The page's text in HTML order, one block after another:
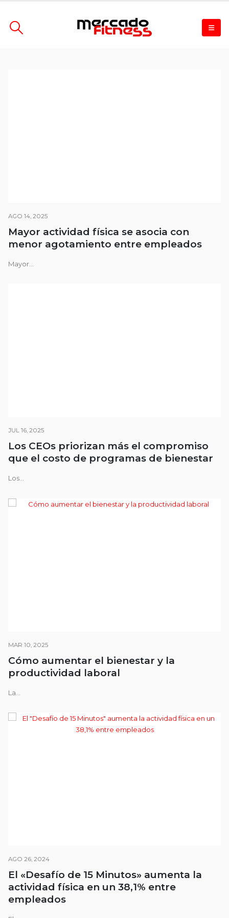
AGO 14, 2025
Mayor actividad física se asocia con
menor agotamiento entre empleados
Mayor...
JUL 16, 2025
Los CEOs priorizan más el compromiso
que el costo de programas de bienestar
Los...
MAR 10, 2025
Cómo aumentar el bienestar y la
productividad laboral
La...
AGO 26, 2024
El «Desafío de 15 Minutos» aumenta la
actividad física en un 38,1% entre
empleados